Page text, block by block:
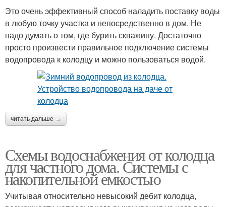
Это очень эффективный способ наладить поставку воды
в любую точку участка и непосредственно в дом. Не
надо думать о том, где бурить скважину. Достаточно
просто произвести правильное подключение системы
водопровода к колодцу и можно пользоваться водой.
читать дальше →
Схемы водоснабжения от колодца
для частного дома. Системы с
накопительной емкостью
Учитывая относительно невысокий дебит колодца,